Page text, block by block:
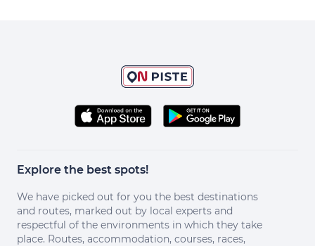
Explore the best spots!
We have picked out for you the best destinations
and routes, marked out by local experts and
respectful of the environments in which they take
place. Routes, accommodation, courses, races,